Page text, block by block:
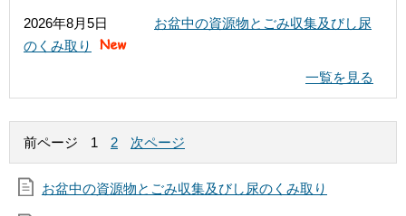
2026年8月5日
お盆中の資源物とごみ収集及びし尿
のくみ取り
一覧を見る
前ページ 1 2 次ページ
お盆中の資源物とごみ収集及びし尿のくみ取り